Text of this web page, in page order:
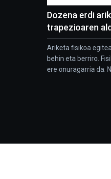
Dozena erdi
trapezioaren
Ariketa fisikoa
behin eta berriro.
ere onuragarria da.